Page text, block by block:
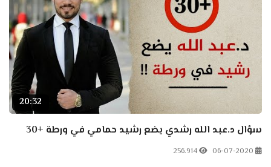
20:32
سؤال د.عبد الله رشدي يضع رشيد حمامي في ورطة +30
06-07-2020
256.914